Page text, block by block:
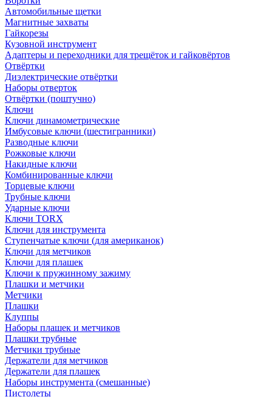
Автомобильные щетки
Магнитные захваты
Гайкорезы
Кузовной инструмент
Адаптеры и переходники для трещёток и гайковёртов
Отвёртки
Диэлектрические отвёртки
Наборы отверток
Отвёртки (поштучно)
Ключи
Ключи динамометрические
Имбусовые ключи (шестигранники)
Разводные ключи
Рожковые ключи
Накидные ключи
Комбинированные ключи
Торцевые ключи
Трубные ключи
Ударные ключи
Ключи TORX
Ключи для инструмента
Ступенчатые ключи (для американок)
Ключи для метчиков
Ключи для плашек
Ключи к пружинному зажиму
Плашки и метчики
Метчики
Плашки
Клуппы
Наборы плашек и метчиков
Плашки трубные
Метчики трубные
Держатели для метчиков
Держатели для плашек
Наборы инструмента (смешанные)
Пистолеты